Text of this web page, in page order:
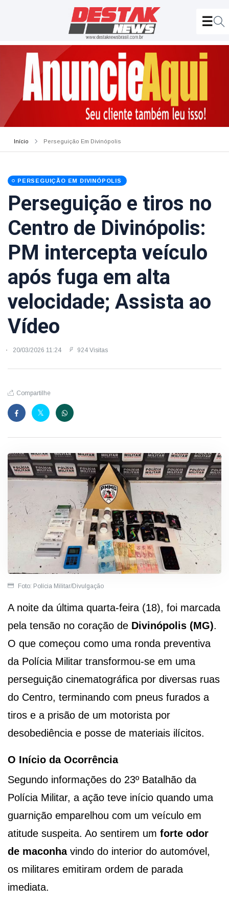
Início Perseguição Em Divinópolis
PERSEGUIÇÃO EM DIVINÓPOLIS
Perseguição e tiros no
Centro de Divinópolis:
PM intercepta veículo
após fuga em alta
velocidade; Assista ao
Vídeo
20/03/2026 11:24 924 Visitas
Compartilhe
Foto: Polícia Militar/Divulgação
A noite da última quarta-feira (18), foi marcada
pela tensão no coração de Divinópolis (MG).
O que começou como uma ronda preventiva
da Polícia Militar transformou-se em uma
perseguição cinematográfica por diversas ruas
do Centro, terminando com pneus furados a
tiros e a prisão de um motorista por
desobediência e posse de materiais ilícitos.
O Início da Ocorrência
Segundo informações do 23º Batalhão da
Polícia Militar, a ação teve início quando uma
guarnição emparelhou com um veículo em
atitude suspeita. Ao sentirem um forte odor
de maconhavindo do interior do automóvel,
os militares emitiram ordem de parada
imediata.